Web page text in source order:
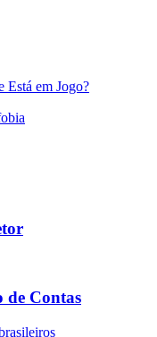
em Jogo?
de Contas